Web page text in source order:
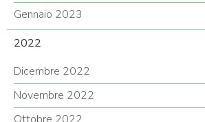
Gennaio 2023
2022
Dicembre 2022
Novembre 2022